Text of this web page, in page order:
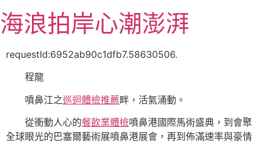
至
主海浪拍岸心潮澎湃
requestId:6952ab90c1dfb7.58630506.
程龍
噴鼻江之巡迴體檢推薦畔，活氣涌動。
從衝動人心的餐飲業體檢噴鼻港國際馬術盛典，到會聚
全球眼光的巴塞爾藝術展噴鼻港展會，再到佈滿速率與豪情